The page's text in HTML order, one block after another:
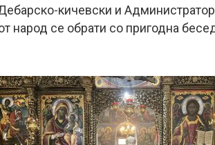
кичевски и
народ се обрати со пригодна